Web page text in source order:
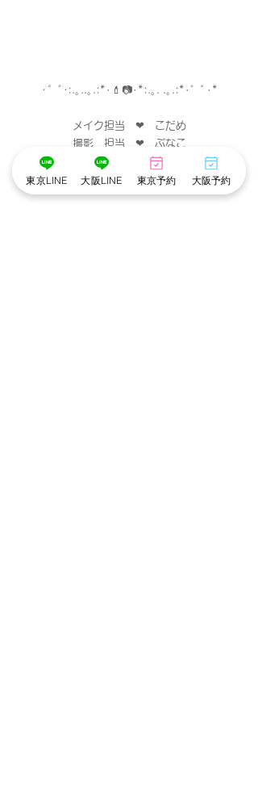
･゜ﾟ･ :.｡..｡.:*･💄📷･*:.｡. .｡.:*･゜ﾟ･*
メイク担当　❤︎　こだめ
撮影　担当　❤︎　ぶなこ
･゜ﾟ･ :.｡..｡.:*･💄📷･*:.｡. .｡.:*･゜ﾟ･*
東京LINE 大阪LINE 東京予約 大阪予約